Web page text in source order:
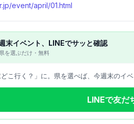
event/april/01.html
末イベント、LINEでサッと確認
を選ぶだけ・無料
こ行く？」に。県を選べば、今週末のイベ
LINEで友だ